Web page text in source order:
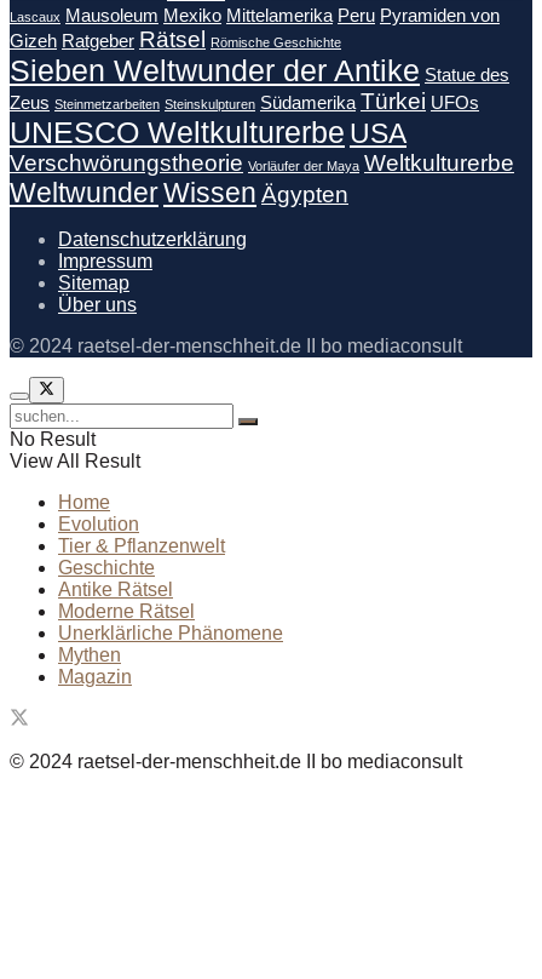
Lascaux Mausoleum Mexiko Mittelamerika Peru Pyramiden von
Gizeh Ratgeber Rätsel Römische Geschichte
Sieben Weltwunder der Antike Statue des
Zeus Steinmetzarbeiten Steinskulpturen Südamerika Türkei UFOs
UNESCO Weltkulturerbe USA
Verschwörungstheorie Vorläufer der Maya Weltkulturerbe
WeltwunderWissen Ägypten
Datenschutzerklärung
Impressum
Sitemap
Über uns
© 2024 raetsel-der-menschheit.de II bo mediaconsult
No Result
View All Result
Home
Evolution
Tier & Pflanzenwelt
Geschichte
Antike Rätsel
Moderne Rätsel
Unerklärliche Phänomene
Mythen
Magazin
© 2024 raetsel-der-menschheit.de II bo mediaconsult